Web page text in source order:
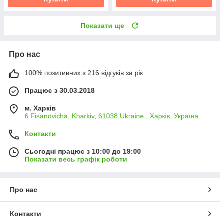
Показати ще
Про нас
100% позитивних з 216 відгуків за рік
Працює з 30.03.2018
м. Харків
6 Fisanovicha, Kharkiv, 61038,Ukraine., Харків, Україна
Контакти
Сьогодні працює з 10:00 до 19:00
Показати весь графік роботи
Про нас
Контакти